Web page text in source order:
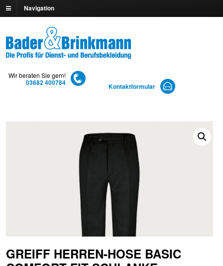
Navigation
Wir beraten Sie gern!
03682 400784 Kontaktformular
GREIFF HERREN-HOSE BASIC